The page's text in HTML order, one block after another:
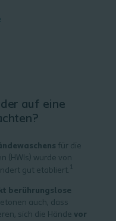
auf eine
für die
(HWIs) wurde von
gut etabliert. 1
berührungslose
auch, dass
sich die Hände vor